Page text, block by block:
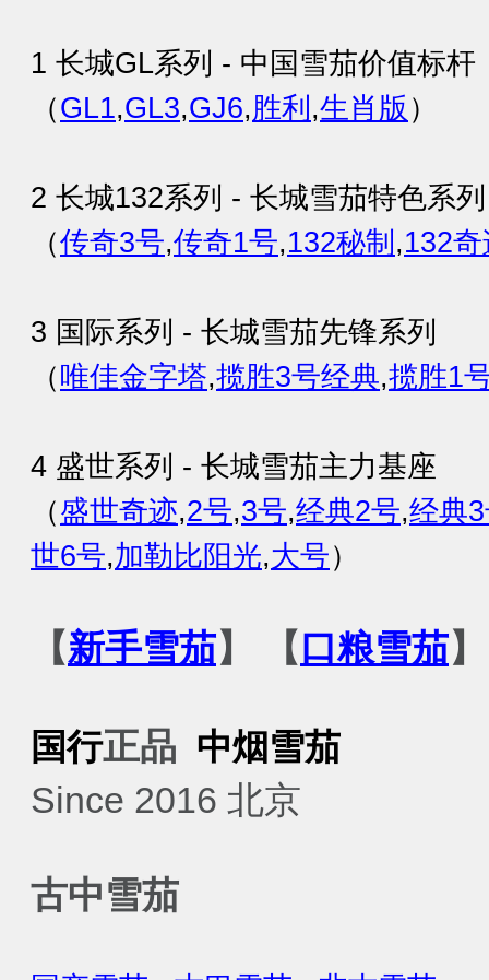
1 长城GL系列 - 中国雪茄价值标杆
（GL1,GL3,GJ6,胜利 ,生肖版 ）
2 长城132系列 - 长城雪茄特色系列
（传奇3号,传奇1号,132秘制 ,132
3 国际系列 - 长城雪茄先锋系列
（唯佳金字塔,揽胜3号经典,揽胜1
4 盛世系列 - 长城雪茄主力基座
（盛世奇迹,2号,3号,经典2号,经典
世6号,加勒比阳光,大号）
【新手雪茄】 【口粮雪茄
国行正品 中烟 雪茄
Since 2016 北京
古中雪茄